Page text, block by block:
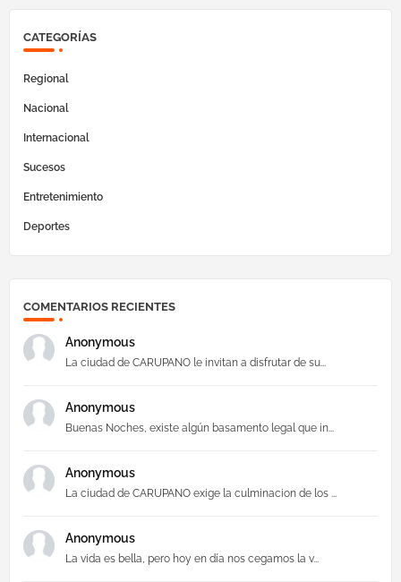
CATEGORÍAS
Regional
Nacional
Internacional
Sucesos
Entretenimiento
Deportes
COMENTARIOS RECIENTES
Anonymous
La ciudad de CARUPANO le invitan a disfrutar de su...
Anonymous
Buenas Noches, existe algún basamento legal que in...
Anonymous
La ciudad de CARUPANO exige la culminacion de los ...
Anonymous
La vida es bella, pero hoy en día nos cegamos la v...